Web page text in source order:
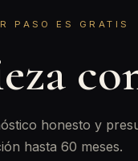
PASO ES GRATIS
honesto y
hasta 60 meses.